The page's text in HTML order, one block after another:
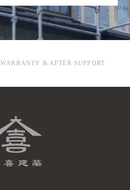
WARRANTY & AFTER SUPPORT